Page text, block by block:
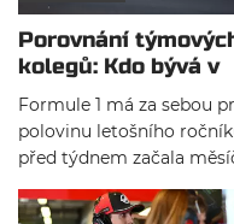
Porovnání
kolegů: Kdo bývá v
sobotu nejrychlejší?
Formule 1 má za sebou
polovinu letošního
před týdnem začala
letní přestávka. Je tedy
nejvyšší čas podívat se na